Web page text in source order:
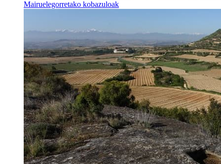
Mairuelegorretako kobazuloak